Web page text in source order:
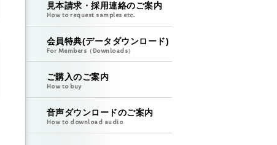
見本請求・採用連絡のご案内
How to request samples etc.
会員特典(データダウンロード)
For Members（Downloads）
ご購入のご案内
How to buy
音声ダウンロードのご案内
How to download audio